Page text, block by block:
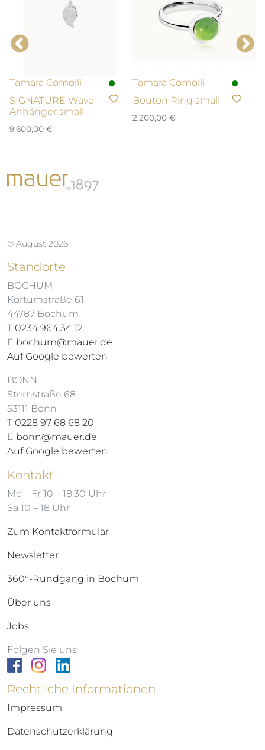
Tamara Comolli
SIGNATURE Wave
Anhänger small
9.600,00 €
Tamara Comolli
Bouton Ring small
2.200,00 €
© August 2026
Standorte
BOCHUM
Kortumstraße 61
44787 Bochum
T 0234 964 34 12
E bochum@mauer.de
Auf Google bewerten
BONN
Sternstraße 68
53111 Bonn
T 0228 97 68 68 20
E bonn@mauer.de
Auf Google bewerten
Kontakt
Mo – Fr 10 – 18:30 Uhr
Sa 10 – 18 Uhr
Zum Kontaktformular
Newsletter
360°-Rundgang in Bochum
Über uns
Jobs
Folgen Sie uns
Rechtliche Informationen
Impressum
Datenschutzerklärung